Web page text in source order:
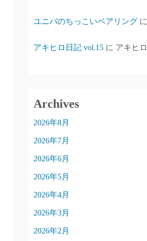
ユニバのちっこいベアリング に
アキヒロ日記 vol.15 に アキヒロ
Archives
2026年8月
2026年7月
2026年6月
2026年5月
2026年4月
2026年3月
2026年2月